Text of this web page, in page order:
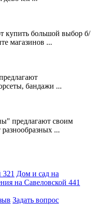
купить большой выбор б/
магазинов ...
бандажи ...
предлагают своим
...
321 Дом и сад на
на Савеловской 441
Задать вопрос